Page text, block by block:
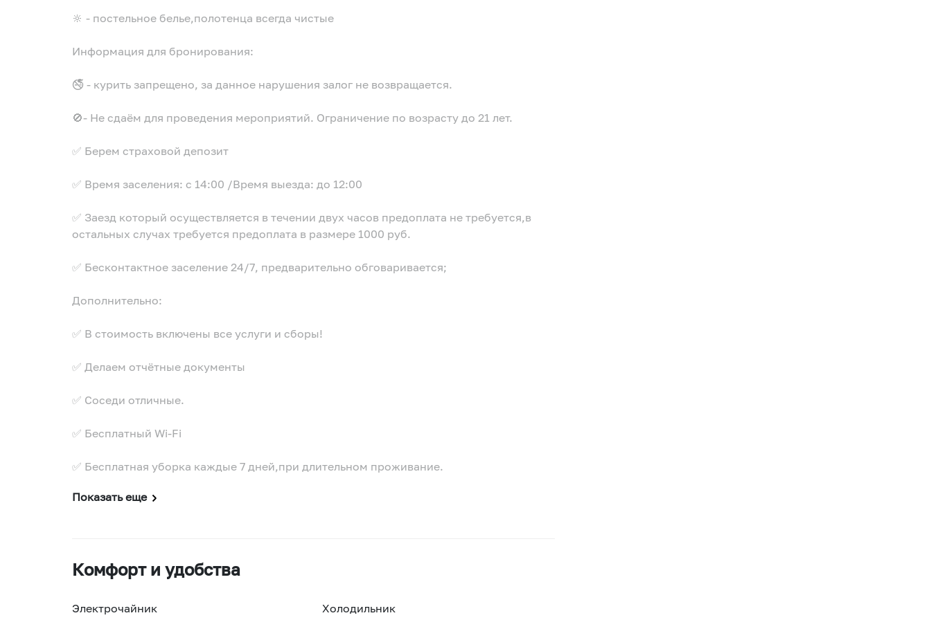
🔆 - постельное белье,полотенца всегда чистые
Информация для бронирования:
🚭 - курить запрещено, за данное нарушения залог не возвращается.
🚫- Не сдаём для проведения мероприятий. Ограничение по возрасту до 21 лет.
✅ Берем страховой депозит
✅ Время заселения: с 14:00 /Время выезда: до 12:00
✅ Заезд который осуществляется в течении двух часов предоплата не требуется,в
остальных случах требуется предоплата в размере 1000 руб.
✅ Бесконтактное заселение 24/7, предварительно обговаривается;
Дополнительно:
✅ В стоимость включены все услуги и сборы!
✅ Делаем отчётные документы
✅ Соседи отличные.
✅ Бесплатный Wi-Fi
✅ Бесплатная уборка каждые 7 дней,при длительном проживание.
Показать еще
Комфорт и удобства
Электрочайник
Холодильник